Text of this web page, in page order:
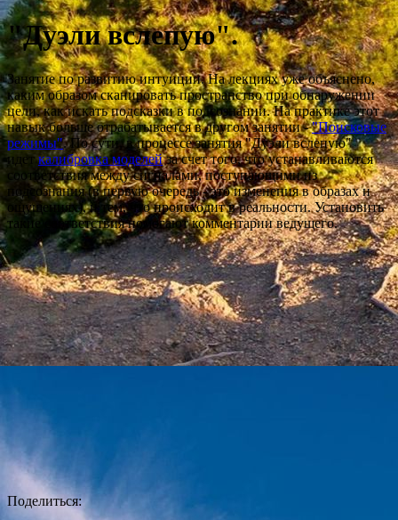
"Дуэли вслепую".
Занятие по развитию интуиции. На лекциях уже объяснено,
каким образом сканировать пространство при обнаружении
цели, как искать подсказки в подсознании. На практике этот
навык больше отрабатывается в другом занятии -"Поисковые
режимы". По сути, в процессе занятия "Дуэли вслепую"
идеткалибровка моделейза счет того, что устанавливаются
соответствия между сигналами, поступающими из
подсознания (в первую очередь - это изменения в образах и
ощущениях), и тем, что происходит в реальности. Установить
такие соответствия помогают комментарии ведущего.
Поделиться: